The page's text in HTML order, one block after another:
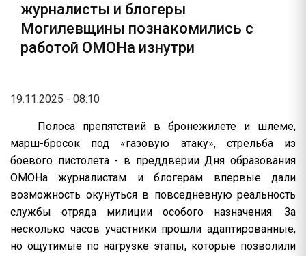
журналисты и блогеры
Могилевщины познакомились с
работой ОМОНа изнутри
19.11.2025 - 08:10
Полоса препятствий в бронежилете и шлеме,
марш-бросок под «газовую атаку», стрельба из
боевого пистолета - в преддверии Дня образования
ОМОНа журналистам и блогерам впервые дали
возможность окунуться в повседневную реальность
службы отряда милиции особого назначения. За
несколько часов участники прошли адаптированные,
но ощутимые по нагрузке этапы, которые позволили